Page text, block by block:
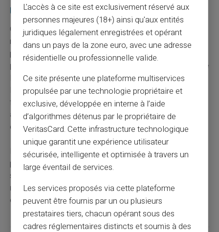
Une approche pragmatique et assumée
Chercher à payer discrètement sur un site pour adultes
ne traduit pas nécessairement un comportement
problématique. Il s'agit souvent d'une volonté de
protéger sa vie privée
et de
limiter l'exposition de ses données bancaires.
L'utilisation d'un moyen de paiement distinct,
fonctionnant sur le principe duprépayéet intégrant une
authentification sécurisée, répond concrètement à
ces préoccupations.
carte prépayée Veritas Mastercard®, utilisable
pour les paiements en ligne et limitée au solde chargé,
s'inscrit dans cette logique de
maîtrise des dépenses, sans lien direct avec un
compte bancaire courant classique.
L'accès à ce site est exclusivement réservé aux
personnes majeures (18+) ainsi qu'aux entités
juridiques légalement enregistrées et opérant
dans un pays de la zone euro, avec une adresse
résidentielle ou professionnelle valide.
Ce site présente une plateforme multiservices
propulsée par une technologie propriétaire et
exclusive, développée en interne à l’aide
d’algorithmes détenus par le propriétaire de
VeritasCard. Cette infrastructure technologique
unique garantit une expérience utilisateur
sécurisée, intelligente et optimisée à travers un
large éventail de services.
Les services proposés via cette plateforme
peuvent être fournis par un ou plusieurs
prestataires tiers, chacun opérant sous des
cadres réglementaires distincts et soumis à des